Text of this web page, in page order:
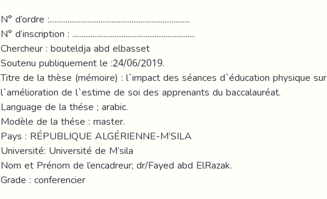
N° d’ordre :.............................................................................
N° d’inscription : ...................................................................
Chercheur : bouteldja abd elbasset
Soutenu publiquement le :24/06/2019.
Titre de la thèse (mémoire) : l`impact des séances d`éducation physique sur
l`amélioration de l`estime de soi des apprenants du baccalauréat.
Language de la thése ; arabic.
Modèle de la thése : master.
Pays : RÉPUBLIQUE ALGÉRIENNE-M’SILA
Université: Université de M’sila
Nom et Prénom de l’encadreur; dr/Fayed abd ElRazak.
Grade : conferencier